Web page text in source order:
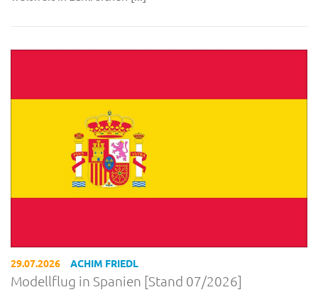
29.07.2026 ACHIM FRIEDL
Modellflug in Spanien [Stand 07/2026]